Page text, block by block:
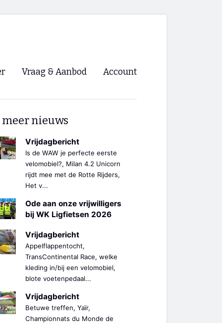
NVHPV
🡺
Vraag & Aanbod Account
meer nieuws
Vrijdagbericht
Is de WAW je perfecte eerste
velomobiel?, Milan 4.2 Unicorn
rijdt mee met de Rotte Rijders,
Het v...
Ode aan onze vrijwilligers
bij WK Ligfietsen 2026
Vrijdagbericht
Appelflappentocht,
TransContinental Race, welke
kleding in/bij een velomobiel,
blote voetenpedaal...
Vrijdagbericht
Betuwe treffen, Yaïr,
Championnats du Monde de